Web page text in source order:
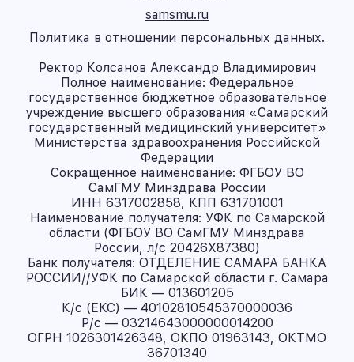
samsmu.ru
Политика в отношении персональных данных.
Ректор Колсанов Александр Владимирович
Полное наименование: Федеральное
государственное бюджетное образовательное
учреждение высшего образования «Самарский
государственный медицинский университет»
Министерства здравоохранения Российской
Федерации
Сокращенное наименование: ФГБОУ ВО
СамГМУ Минздрава России
ИНН 6317002858, КПП 631701001
Наименование получателя: УФК по Самарской
области (ФГБОУ ВО СамГМУ Минздрава
России, л/с 20426X87380)
Банк получателя: ОТДЕЛЕНИЕ САМАРА БАНКА
РОССИИ//УФК по Самарской области г. Самара
БИК — 013601205
К/с (ЕКС) — 40102810545370000036
Р/с — 03214643000000014200
ОГРН 1026301426348, ОКПО 01963143, ОКТМО
36701340